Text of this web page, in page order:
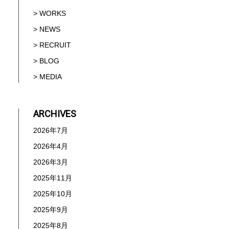
> WORKS
> NEWS
> RECRUIT
> BLOG
> MEDIA
ARCHIVES
2026年7月
2026年4月
2026年3月
2025年11月
2025年10月
2025年9月
2025年8月